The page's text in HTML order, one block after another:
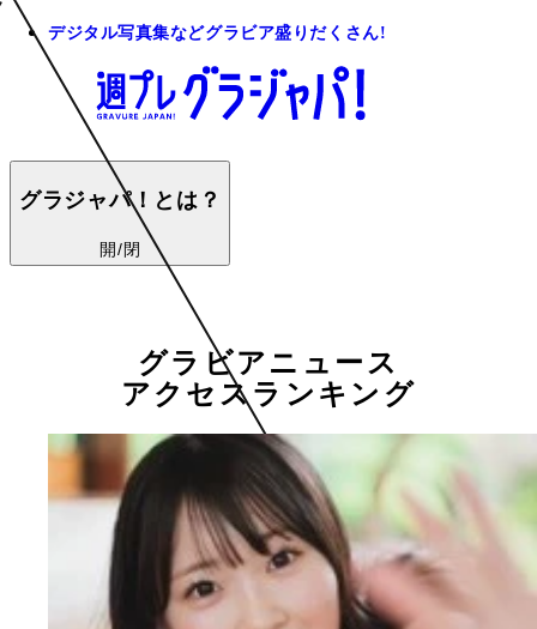
デジタル写真集などグラビア盛りだくさん!
グラジャパ！とは？
開/閉
グラビアニュース
アクセスランキング